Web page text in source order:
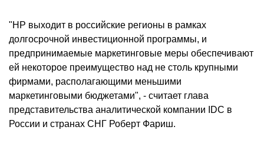
"HP выходит в российские регионы в рамках
долгосрочной инвестиционной программы, и
предпринимаемые маркетинговые меры обеспечивают
ей некоторое преимущество над не столь крупными
фирмами, располагающими меньшими
маркетинговыми бюджетами", - считает глава
представительства аналитической компании IDC в
России и странах СНГ Роберт Фариш.